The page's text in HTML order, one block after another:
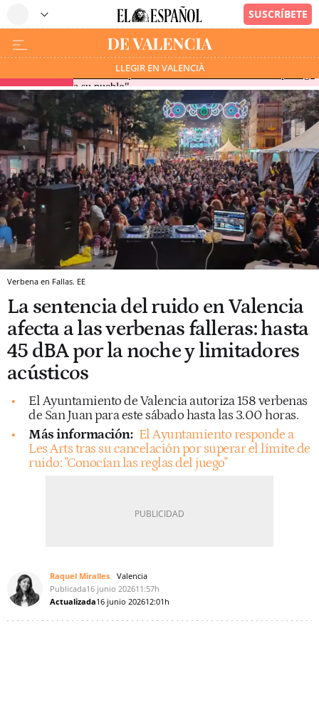
LLEGIR EN VALENCIÀ
EEUU culpa a Sánchez de la "invasión" de Ceuta: "El
Gobierno español no defiende su soberanía ni protege
a su pueblo"
Verbena en Fallas. EE
La sentencia del ruido en Valencia
afecta a las verbenas falleras: hasta
45 dBA por la noche y limitadores
acústicos
El Ayuntamiento de Valencia autoriza 158 verbenas
de San Juan para este sábado hasta las 3.00 horas.
Más información: El Ayuntamiento responde a
Les Arts tras su cancelación por superar el límite de
ruido: "Conocían las reglas del juego"
Raquel Miralles
Valencia
Publicada16 junio 202611:57h
Actualizada16 junio 202612:01h